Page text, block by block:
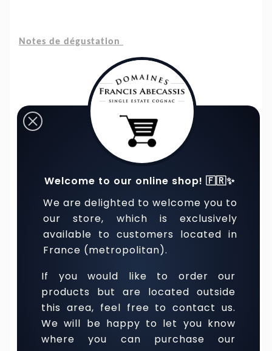
Notes de dégustation
A l'oeil : Couleur or, vieil or
notes épicées, cannelle,
tarte tatin.
Rond en bouche. Bon équilibre entre
acidité, gourmandise et
fraîcheur. Avec des arômes de pâtes d’amande et
de pain d’épices.
Welcome to our online shop! 🇫🇷✨
If you would like to order our
products but are located outside
this area, feel free to contact us.
We will be happy to let you know
where you can purchase our
We are delighted to welcome you to
our store, which is exclusively
available to customers located in
France (metropolitan).